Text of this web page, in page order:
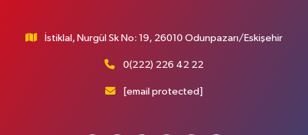
İstiklal, Nurgül Sk No: 19, 26010 Odunpazarı/Eskişehir
0(222) 226 42 22
[email protected]